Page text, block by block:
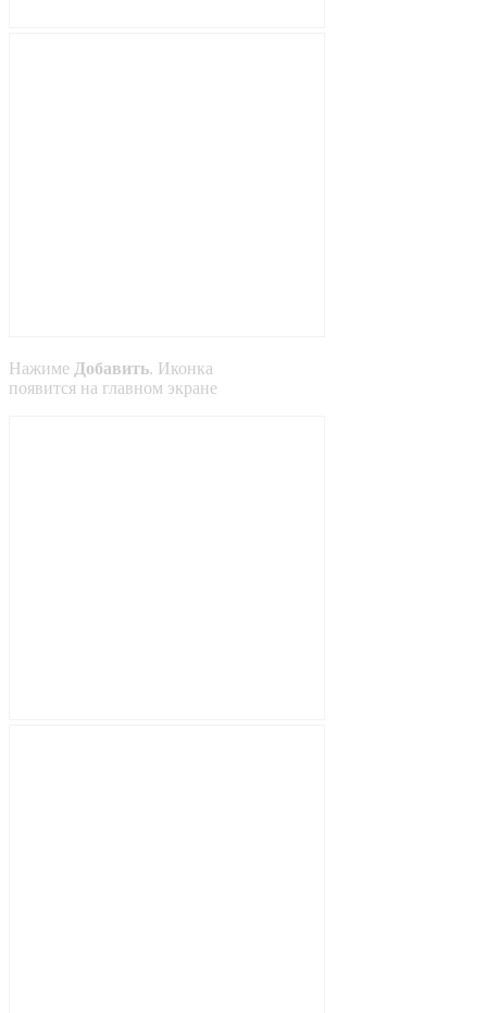
Нажиме Добавить. Иконка
появится на главном экране